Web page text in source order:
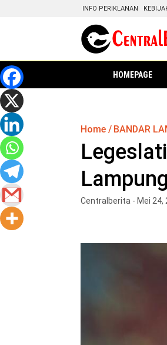
INFO PERIKLANAN
HOMEPAGE
Home BANDAR
Centralberita - Mei 24,